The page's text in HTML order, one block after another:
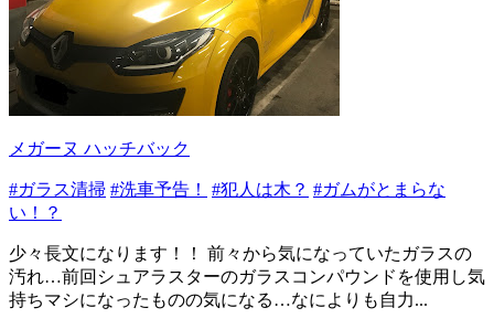
メガーヌ ハッチバック
#ガラス清掃 #洗車予告！ #犯人は木？ #ガムがとまらな
い！？
少々長文になります！！ 前々から気になっていたガラスの
汚れ…前回シュアラスターのガラスコンパウンドを使用し気
持ちマシになったものの気になる…なによりも自力...